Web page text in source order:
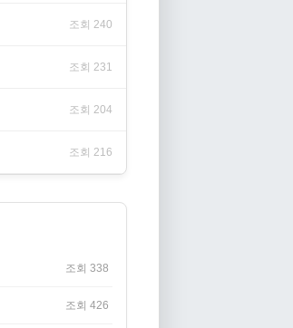
조회 240
조회 231
조회 204
조회 216
조회 338
조회 426